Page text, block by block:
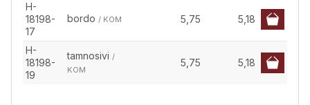
H-
18198-
17
bordo / KOM 5,75 5,18
H-
18198-
19
tamnosivi /
KOM
5,75 5,18